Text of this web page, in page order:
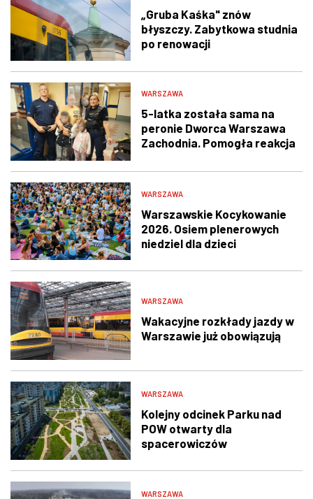
„Gruba Kaśka" znów
błyszczy. Zabytkowa studnia
po renowacji
WARSZAWA
5-latka została sama na
peronie Dworca Warszawa
Zachodnia. Pomogła reakcja
WARSZAWA
Warszawskie Kocykowanie
2026. Osiem plenerowych
niedziel dla dzieci
WARSZAWA
Wakacyjne rozkłady jazdy w
Warszawie już obowiązują
WARSZAWA
Kolejny odcinek Parku nad
POW otwarty dla
spacerowiczów
WARSZAWA